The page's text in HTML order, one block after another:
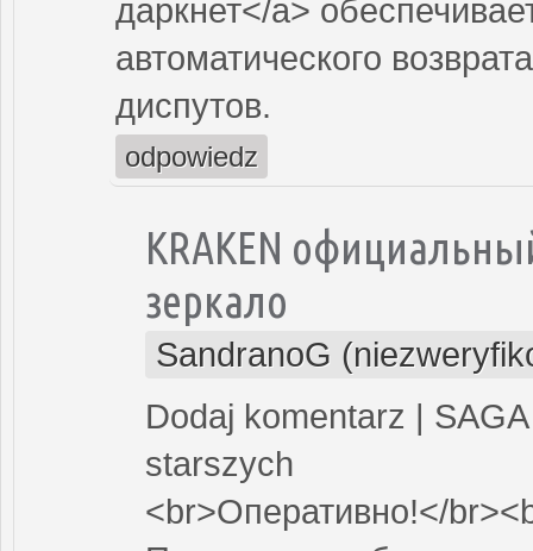
даркнет</a>
автоматического
диспутов.
odpowiedz
KRAKEN
зеркало
SandranoG
Dodaj komentarz |
starszych
<br>Оперативно!</